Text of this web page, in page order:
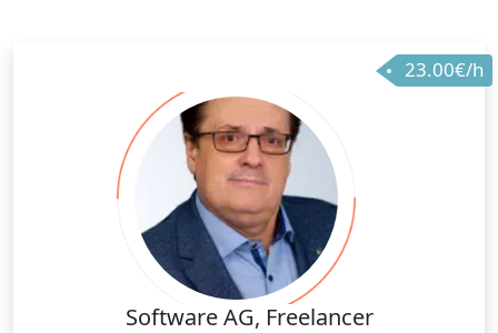
23.00€/h
Software AG, Freelancer